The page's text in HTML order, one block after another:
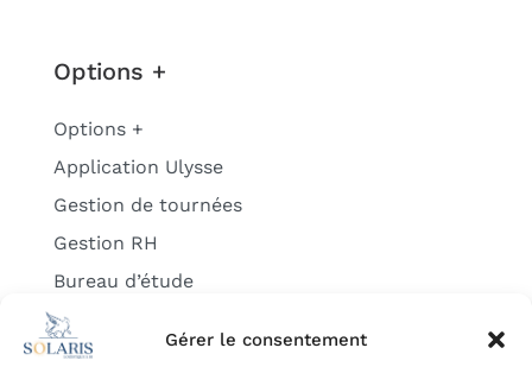
Gérer le consentement
Options +
Options +
Application Ulysse
Gestion de tournées
Gestion RH
Bureau d’étude
Accompagnement du changement
Gestion de Flotte Externalisée